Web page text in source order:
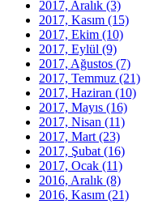
2017, Aralık (3)
2017, Kasım (15)
2017, Ekim (10)
2017, Eylül (9)
2017, Ağustos (7)
2017, Temmuz (21)
2017, Haziran (10)
2017, Mayıs (16)
2017, Nisan (11)
2017, Mart (23)
2017, Şubat (16)
2017, Ocak (11)
2016, Aralık (8)
2016, Kasım (21)